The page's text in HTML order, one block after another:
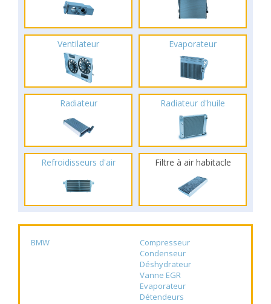
Ventilateur Evaporateur
Radiateur Radiateur d'huile
Refroidisseurs d'air Filtre à air habitacle
BMW
Compresseur
Condenseur
Déshydrateur
Vanne EGR
Evaporateur
Détendeurs